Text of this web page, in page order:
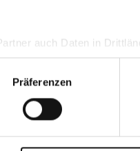
auch Daten in
in der EU. Wir stellen
wenn Sie unsere
Präferenzen
der ARD-Mediathek
die
begleitet, bekommen
des modernen,